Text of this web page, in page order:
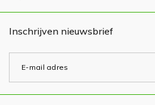
Inschrijven nieuwsbrief